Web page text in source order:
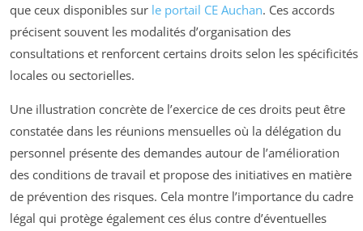
que ceux disponibles sur le portail CE Auchan. Ces accords
précisent souvent les modalités d’organisation des
consultations et renforcent certains droits selon les spécificités
locales ou sectorielles.
Une illustration concrète de l’exercice de ces droits peut être
constatée dans les réunions mensuelles où la délégation du
personnel présente des demandes autour de l’amélioration
des conditions de travail et propose des initiatives en matière
de prévention des risques. Cela montre l’importance du cadre
légal qui protège également ces élus contre d’éventuelles